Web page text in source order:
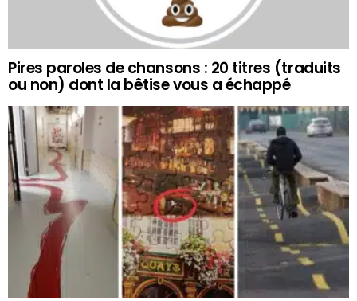
Pires paroles de chansons : 20 titres (traduits
ou non) dont la bêtise vous a échappé